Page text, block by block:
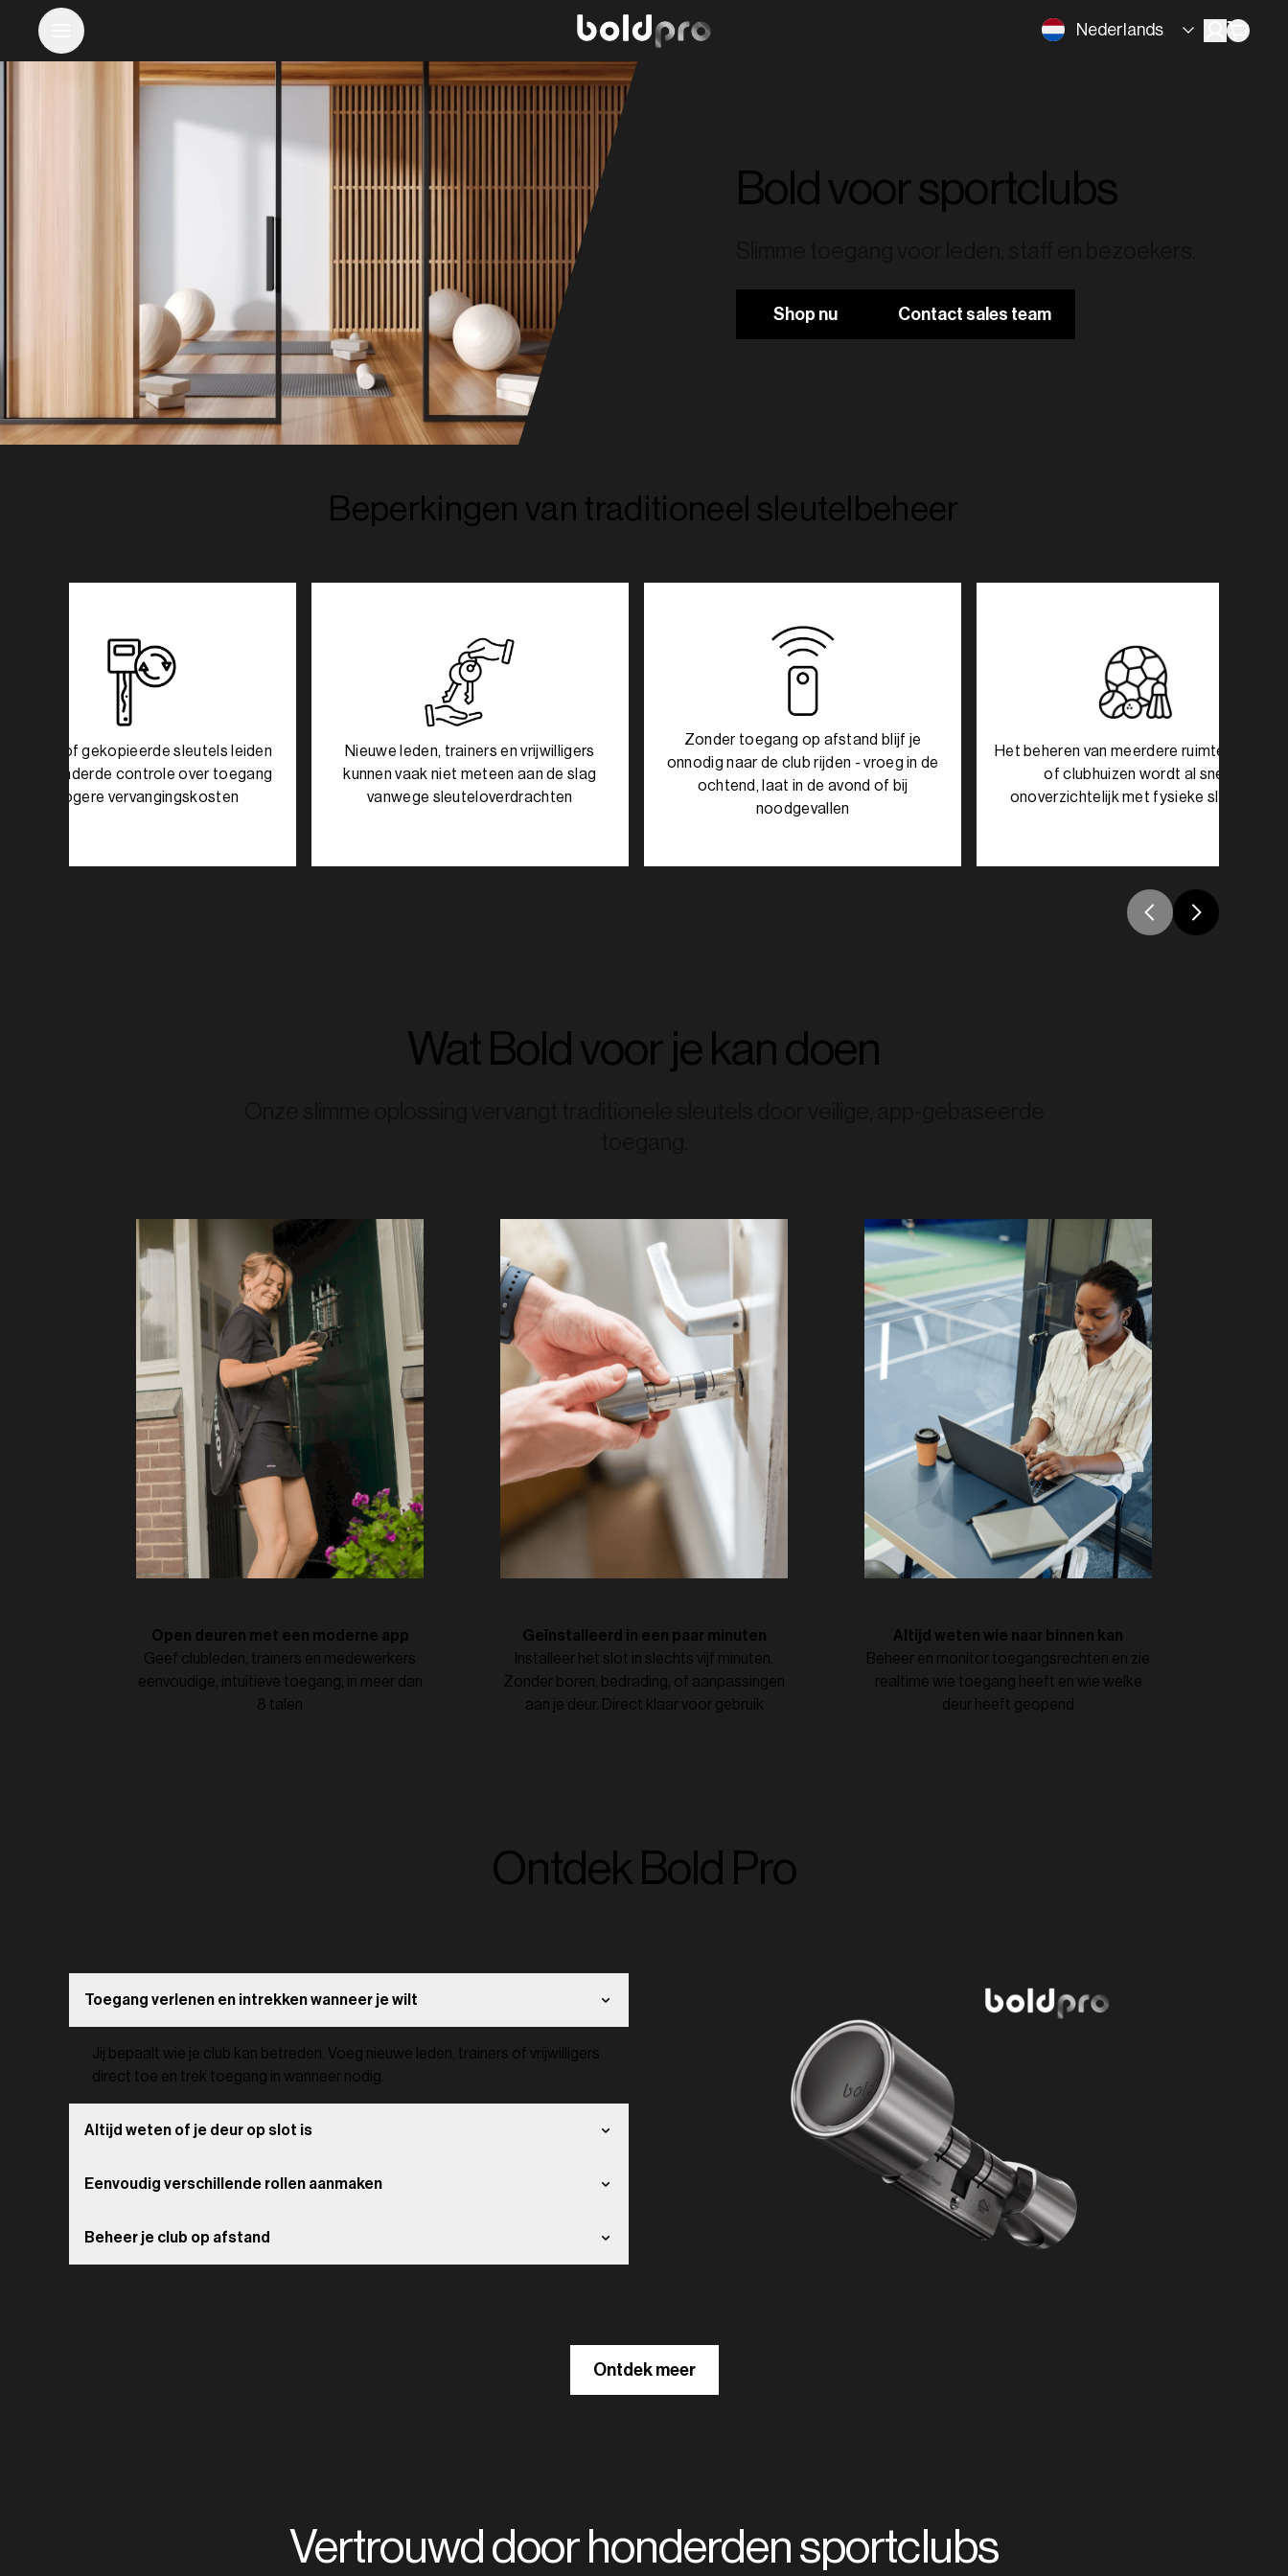
Nederlands
Bold voor sportclubs
Shop nu Contact sales team
Beperkingen van traditioneel sleutelbeheer
Verloren of gekopieerde sleutels leiden
tot verminderde controle over toegang
en hogere vervangingskosten
Nieuwe leden, trainers en vrijwilligers
kunnen vaak niet meteen aan de slag
vanwege sleuteloverdrachten
Zonder toegang op afstand blijf je
onnodig naar de club rijden - vroeg in de
ochtend, laat in de avond of bij
noodgevallen
Het beheren van meerdere ruimtes, zalen
of clubhuizen wordt al snel
onoverzichtelijk met fysieke sleutels
Wat Bold voor je kan doen
Open deuren met een moderne app
Geef clubleden, trainers en medewerkers
eenvoudige, intuïtieve toegang, in meer dan
8 talen
Geïnstalleerd in een paar minuten
Installeer het slot in slechts vijf minuten.
Zonder boren, bedrading, of aanpassingen
aan je deur. Direct klaar voor gebruik
Altijd weten wie naar binnen kan
Beheer en monitor toegangsrechten en zie
realtime wie toegang heeft en wie welke
deur heeft geopend
Ontdek Bold Pro
Toegang verlenen en intrekken wanneer je wilt
Jij bepaalt wie je club kan betreden. Voeg nieuwe leden, trainers of vrijwilligers
direct toe en trek toegang in wanneer nodig.
Altijd weten of je deur op slot is
Eenvoudig verschillende rollen aanmaken
Beheer je club op afstand
Ontdek meer
Vertrouwd door honderden sportclubs